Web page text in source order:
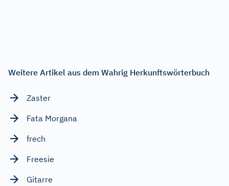
Weitere Artikel aus dem Wahrig Herkunftswörterbuch
Zaster
Fata Morgana
frech
Freesie
Gitarre